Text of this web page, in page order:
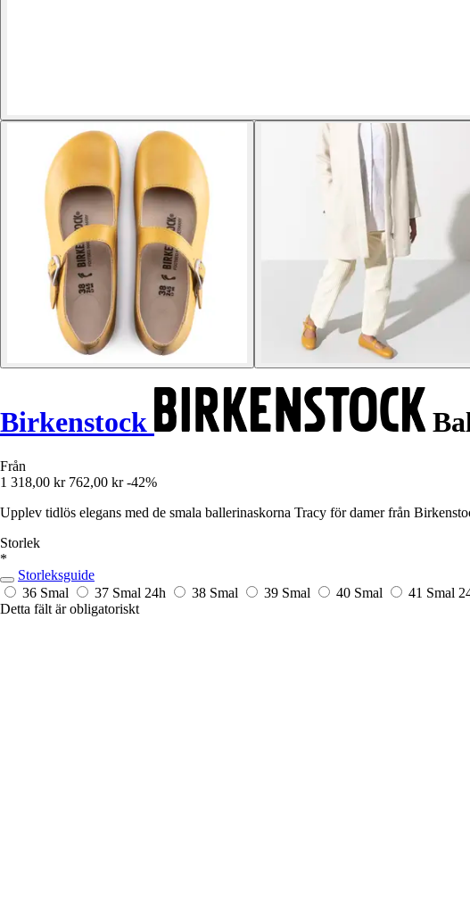
Birkenstock
Från
1 318,00 kr 762,00 kr -42%
Upplev tidlös elegans med de smala ballerinaskorna Tracy för damer från
Storlek
*
Storleksguide
36 Smal
37 Smal 24h 38 Smal 39 Smal 40 Smal 41 Smal
Detta fält är obligatoriskt